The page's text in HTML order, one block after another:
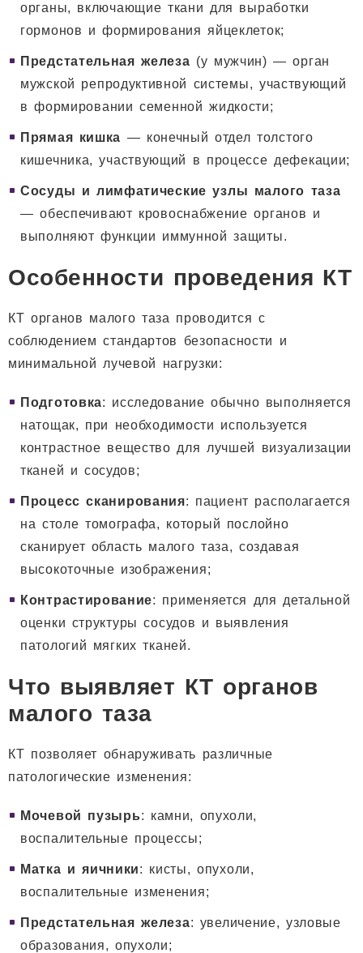
органы, включающие ткани для выработки
гормонов и формирования яйцеклеток;
Предстательная железа (у мужчин) — орган
мужской репродуктивной системы, участвующий
в формировании семенной жидкости;
Прямая кишка — конечный отдел толстого
кишечника, участвующий в процессе дефекации;
Сосуды и лимфатические узлы малого таза
— обеспечивают кровоснабжение органов и
выполняют функции иммунной защиты.
Особенности проведения КТ
КТ органов малого таза проводится с
соблюдением стандартов безопасности и
минимальной лучевой нагрузки:
Подготовка: исследование обычно выполняется
натощак, при необходимости используется
контрастное вещество для лучшей визуализации
тканей и сосудов;
Процесс сканирования: пациент располагается
на столе томографа, который послойно
сканирует область малого таза, создавая
высокоточные изображения;
Контрастирование: применяется для детальной
оценки структуры сосудов и выявления
патологий мягких тканей.
Что выявляет КТ органов
малого таза
КТ позволяет обнаруживать различные
патологические изменения:
Мочевой пузырь: камни, опухоли,
воспалительные процессы;
Матка и яичники: кисты, опухоли,
воспалительные изменения;
Предстательная железа: увеличение, узловые
образования, опухоли;